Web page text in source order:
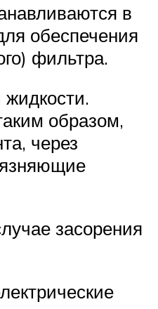
в
обеспечения
фильтра.
образом,
через
засорения